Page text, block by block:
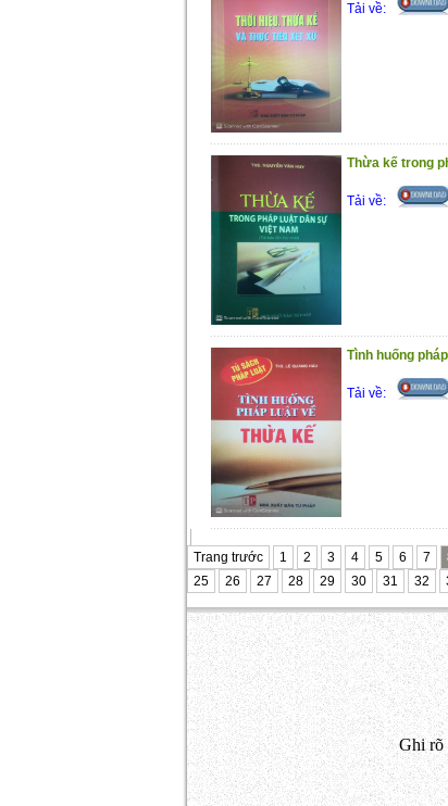
Tải về:
Thừa kế trong
Tải về:
Tình huống
Tải về:
Trang trước 1 2 3 4 5 6 7
25
26 27 28 29 30 31 32
Ghi rõ